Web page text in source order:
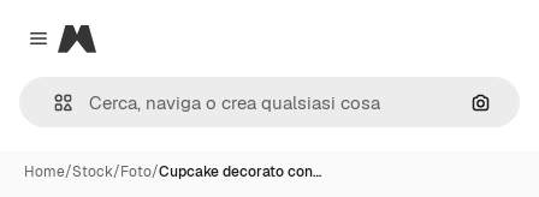
Close menu
Magnific
Cerca
Home/Stock/Foto/Cupcake decorato con…